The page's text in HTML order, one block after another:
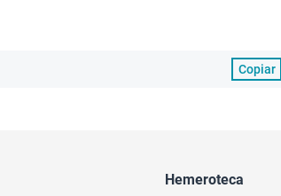
Copiar
Hemeroteca